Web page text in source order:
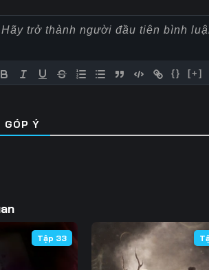
Tập 65 Tập 66
Tập 100 Tập 101
Tập 108
{} [+]
GÓP Ý
Tập 33